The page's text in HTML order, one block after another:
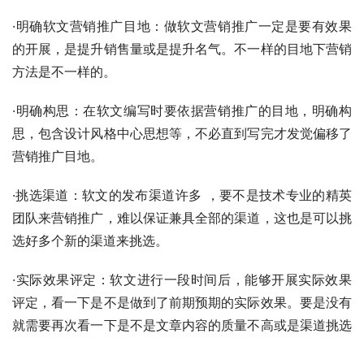
·明确软文营销推广目地：做软文营销推广一定是要有效果
的开展，是提升销售量或是提升名气。不一样的目地下营销
方法是不一样的。
·明确构思：在软文编写时要依据营销推广的目地，明确构
思，包含设计风格中心思想等，不必直到写完才发觉偏移了
营销推广目地。
·挑选渠道：软文的发布渠道许多 ，要不是技术专业的精英
团队来营销推广，难以保证兼具全部的渠道，这也是可以挑
选好多个新的渠道来挑选。
·实际效果评定：软文进行一段时间后，能够开展实际效果
评定，看一下是不是做到了前期预期的实际效果。要是没有
就需要再次看一下是不是文章内容的质量不高或是渠道挑选